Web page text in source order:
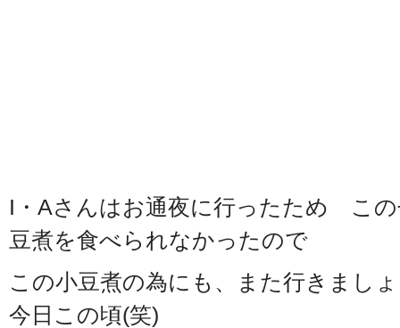
I・Aさんはお通夜に行ったため こ
豆煮を食べられなかったので
この小豆煮の為にも、また行きまし
今日この頃(笑)